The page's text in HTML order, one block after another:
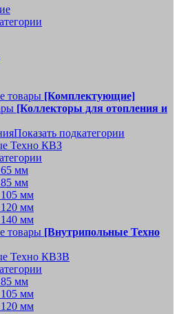
товары [Комплектующие]
[Коллекторы для отопления и
Показать подкатегории
Техно КВЗ
мм
мм
мм
мм
мм
товары [Внутрипольные Техно
Техно КВЗВ
мм
мм
мм